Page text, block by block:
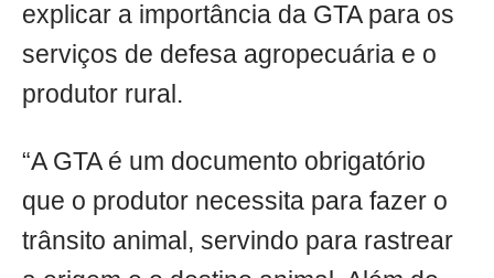
explicar a importância da GTA para os
serviços de defesa agropecuária e o
produtor rural.
“A GTA é um documento obrigatório
que o produtor necessita para fazer o
trânsito animal, servindo para rastrear